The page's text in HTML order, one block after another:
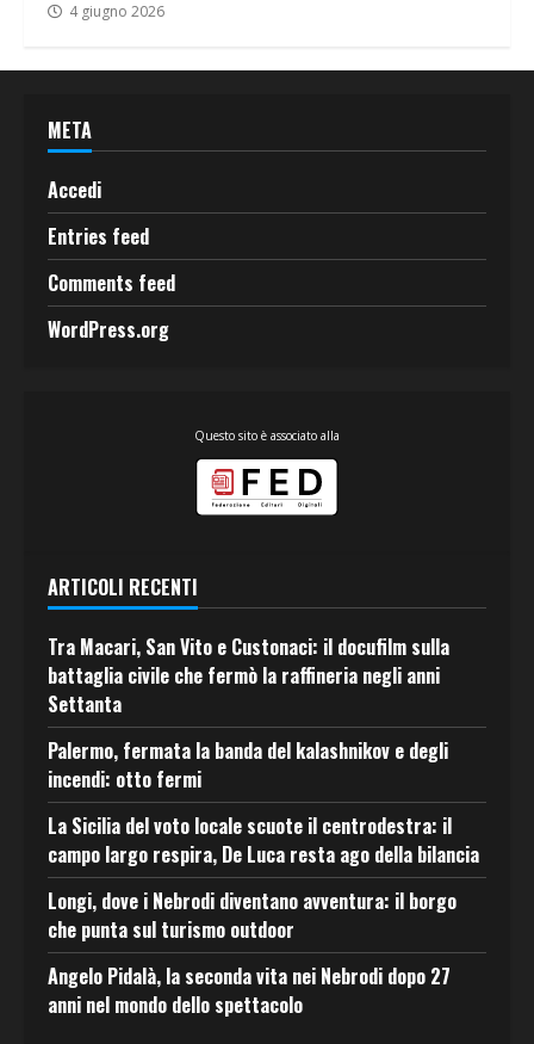
4 giugno 2026
META
Accedi
Entries feed
Comments feed
WordPress.org
Questo sito è associato alla
ARTICOLI RECENTI
Tra Macari, San Vito e Custonaci: il docufilm sulla
battaglia civile che fermò la raffineria negli anni
Settanta
Palermo, fermata la banda del kalashnikov e degli
incendi: otto fermi
La Sicilia del voto locale scuote il centrodestra: il
campo largo respira, De Luca resta ago della bilancia
Longi, dove i Nebrodi diventano avventura: il borgo
che punta sul turismo outdoor
Angelo Pidalà, la seconda vita nei Nebrodi dopo 27
anni nel mondo dello spettacolo